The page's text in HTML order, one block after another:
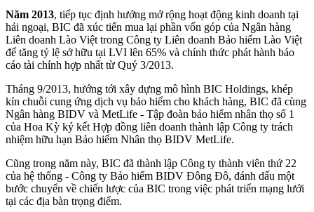
Năm 2013, tiếp tục định hướng mở rộng hoạt động kinh doanh tại
hải ngoại, BIC đã xúc tiến mua lại phần vốn góp của Ngân hàng
Liên doanh Lào Việt trong Công ty Liên doanh Bảo hiểm Lào Việt
để tăng tỷ lệ sở hữu tại LVI lên 65% và chính thức phát hành báo
cáo tài chính hợp nhất từ Quý 3/2013.
Tháng 9/2013, hướng tới xây dựng mô hình BIC Holdings, khép
kín chuỗi cung ứng dịch vụ bảo hiểm cho khách hàng, BIC đã cùng
Ngân hàng BIDV và MetLife - Tập đoàn bảo hiểm nhân thọ số 1
của Hoa Kỳ ký kết Hợp đồng liên doanh thành lập Công ty trách
nhiệm hữu hạn Bảo hiểm Nhân thọ BIDV MetLife.
Cũng trong năm này, BIC đã thành lập Công ty thành viên thứ 22
của hệ thống - Công ty Bảo hiểm BIDV Đông Đô, đánh dấu một
bước chuyển về chiến lược của BIC trong việc phát triển mạng lưới
tại các địa bàn trọng điểm.